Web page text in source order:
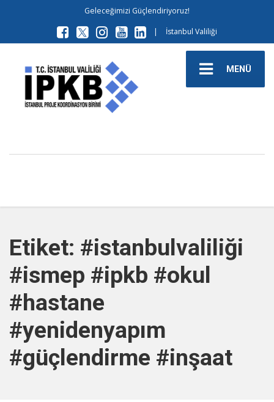
Geleceğimizi Güçlendiriyoruz!
|
İstanbul Valiliği
MENÜ
Etiket: #istanbulvaliliği
#ismep #ipkb #okul
#hastane
#yenidenyapım
#güçlendirme #inşaat